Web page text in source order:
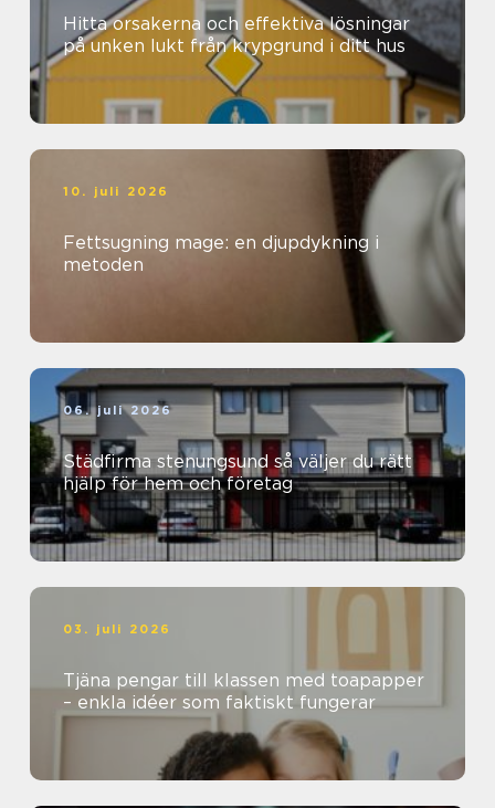
Hitta orsakerna och effektiva lösningar
på unken lukt från krypgrund i ditt hus
10. juli 2026
Fettsugning mage: en djupdykning i
metoden
06. juli 2026
Städfirma stenungsund så väljer du rätt
hjälp för hem och företag
03. juli 2026
Tjäna pengar till klassen med toapapper
– enkla idéer som faktiskt fungerar